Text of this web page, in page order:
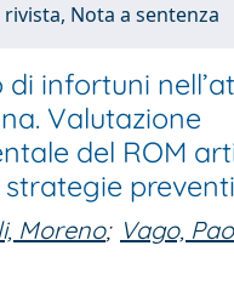
Nota a sentenza
di infortuni
Valutazione
del ROM
strategie
Moreno; Vago,